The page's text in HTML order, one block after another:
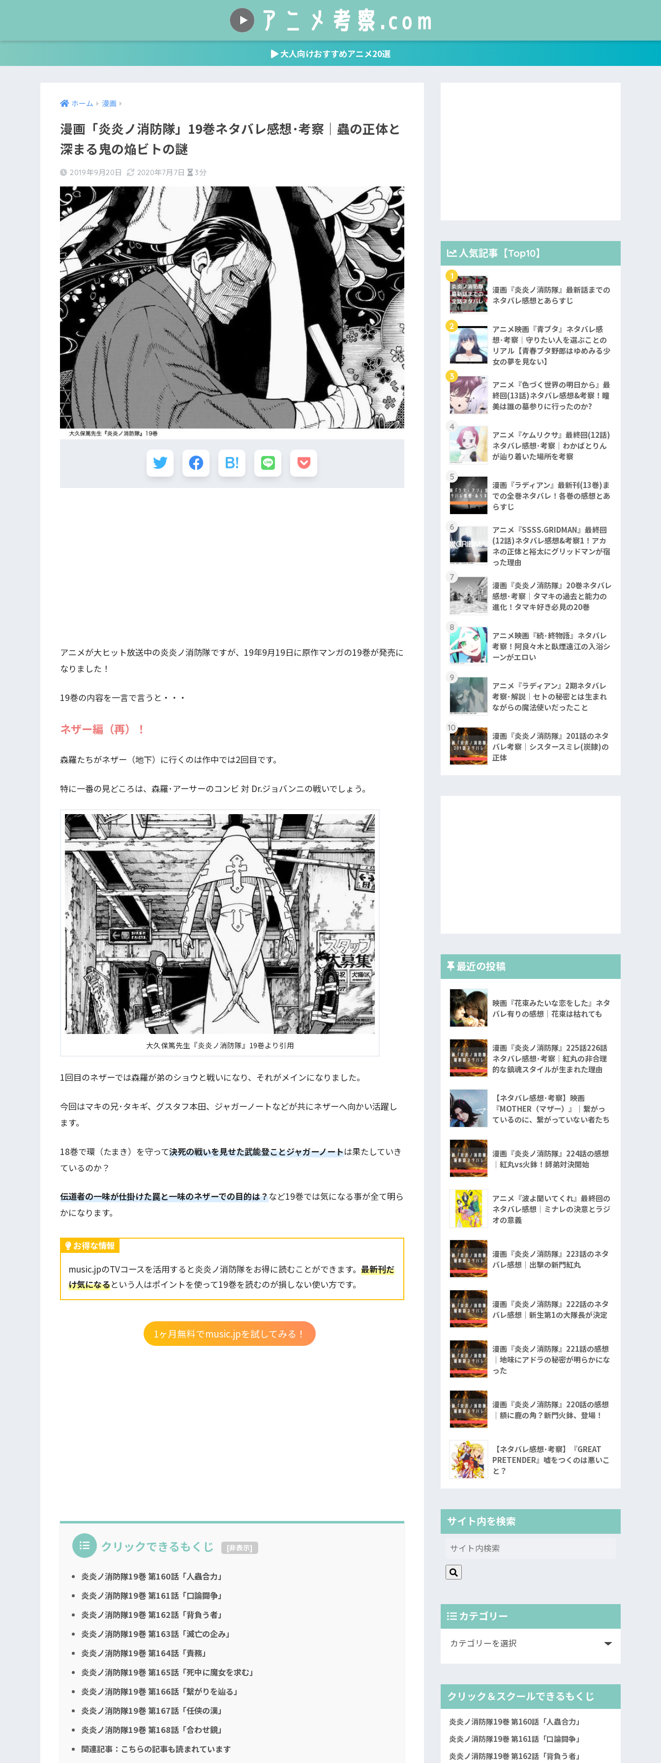
大人向けおすすめアニメ20選
ホーム 漫画
漫画「炎炎ノ消防隊」19巻ネタバレ感想･考察｜蟲の正体と
深まる鬼の焔ビトの謎
2019年9月20日 2020年7月7日 3分
アニメが大ヒット放送中の炎炎ノ消防隊ですが、19年9月19日に原作マンガの19巻が発売に
なりました！
19巻の内容を一言で言うと・・・
ネザー編（再）！
森羅たちがネザー（地下）に行くのは作中では2回目です。
特に一番の見どころは、森羅･アーサーのコンビ 対 Dr.ジョバンニの戦いでしょう。
大久保篤先生『炎炎ノ消防隊』19巻より引用
1回目のネザーでは森羅が弟のショウと戦いになり、それがメインになりました。
今回はマキの兄･タキギ、グスタフ本田、ジャガーノートなどが共にネザーへ向かい活躍し
ます。
18巻で環（たまき）を守って決死の戦いを見せた武能登ことジャガーノートは果たしていき
ているのか？
伝道者の一味が仕掛けた罠と一味のネザーでの目的は？など19巻では気になる事が全て明ら
かになります。
お得な情報
music.jpのTVコースを活用すると炎炎ノ消防隊をお得に読むことができます。 最新刊だ
け気になるという人はポイントを使って19巻を読むのが損しない使い方です。
1ヶ月無料でmusic.jpを試してみる！
クリックできるもくじ [非表示]
炎炎ノ消防隊19巻 第160話「人蟲合力」
炎炎ノ消防隊19巻 第161話「口論闘争」
炎炎ノ消防隊19巻 第162話「背負う者」
炎炎ノ消防隊19巻 第163話「滅亡の企み」
炎炎ノ消防隊19巻 第164話「責務」
炎炎ノ消防隊19巻 第165話「死中に魔女を求む」
炎炎ノ消防隊19巻 第166話「繋がりを辿る」
炎炎ノ消防隊19巻 第167話「任侠の漢」
炎炎ノ消防隊19巻 第168話「合わせ鏡」
関連記事：こちらの記事も読まれています
人気記事【Top10】
1
漫画『炎炎ノ消防隊』最新話までの
ネタバレ感想とあらすじ
2
アニメ映画『青ブタ』ネタバレ感
想･考察｜守りたい人を選ぶことの
リアル【青春ブタ野郎はゆめみる少
女の夢を見ない】
3
アニメ『色づく世界の明日から』最
終回(13話)ネタバレ感想&考察！瞳
美は誰の墓参りに行ったのか?
4
アニメ『ケムリクサ』最終回(12話)
ネタバレ感想･考察｜わかばとりん
が辿り着いた場所を考察
5
漫画『ラディアン』最新刊(13巻)ま
での全巻ネタバレ！各巻の感想とあ
らすじ
6
アニメ『SSSS.GRIDMAN』最終回
(12話)ネタバレ感想&考察1！アカ
ネの正体と裕太にグリッドマンが宿
った理由
7
漫画『炎炎ノ消防隊』20巻ネタバレ
感想･考察｜タマキの過去と能力の
進化！タマキ好き必見の20巻
8
アニメ映画『続･終物語』ネタバレ
考察！阿良々木と臥煙遠江の入浴シ
ーンがエロい
9
アニメ『ラディアン』2期ネタバレ
考察･解説｜セトの秘密とは生まれ
ながらの魔法使いだったこと
10
漫画『炎炎ノ消防隊』201話のネタ
バレ考察｜シスタースミレ(炭隷)の
正体
最近の投稿
映画『花束みたいな恋をした』ネタ
バレ有りの感想｜花束は枯れても
漫画『炎炎ノ消防隊』225話226話
ネタバレ感想･考察｜紅丸の非合理
的な鎮魂スタイルが生まれた理由
【ネタバレ感想･考察】映画
『MOTHER（マザー）』｜繋がっ
ているのに、繋がっていない者たち
漫画『炎炎ノ消防隊』224話の感想
｜紅丸vs火鉢！師弟対決開始
アニメ『波よ聞いてくれ』最終回の
ネタバレ感想｜ミナレの決意とラジ
オの意義
漫画『炎炎ノ消防隊』223話のネタ
バレ感想｜出撃の新門紅丸
漫画『炎炎ノ消防隊』222話のネタ
バレ感想｜新生第1の大隊長が決定
漫画『炎炎ノ消防隊』221話の感想
｜地味にアドラの秘密が明らかにな
った
漫画『炎炎ノ消防隊』220話の感想
｜額に鹿の角？新門火鉢、登場！
【ネタバレ感想･考察】『GREAT
PRETENDER』嘘をつくのは悪いこ
と？
サイト内を検索
カテゴリー
クリック＆スクールできるもくじ
炎炎ノ消防隊19巻 第160話「人蟲合力」
炎炎ノ消防隊19巻 第161話「口論闘争」
炎炎ノ消防隊19巻 第162話「背負う者」